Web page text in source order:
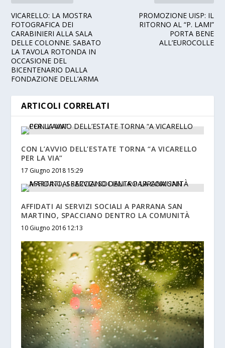
VICARELLO: LA MOSTRA
FOTOGRAFICA DEI
CARABINIERI ALLA SALA
DELLE COLONNE. SABATO
LA TAVOLA ROTONDA IN
OCCASIONE DEL
BICENTENARIO DALLA
FONDAZIONE DELL’ARMA
PROMOZIONE UISP: IL
RITORNO AL “P. LAMI”
PORTA BENE
ALL’EUROCOLLE
ARTICOLI CORRELATI
CON L’AVVIO DELL’ESTATE TORNA “A VICARELLO
PER LA VIA”
17 Giugno 2018 15:29
AFFIDATI AI SERVIZI SOCIALI A PARRANA SAN
MARTINO, SPACCIANO DENTRO LA COMUNITÀ
10 Giugno 2016 12:13